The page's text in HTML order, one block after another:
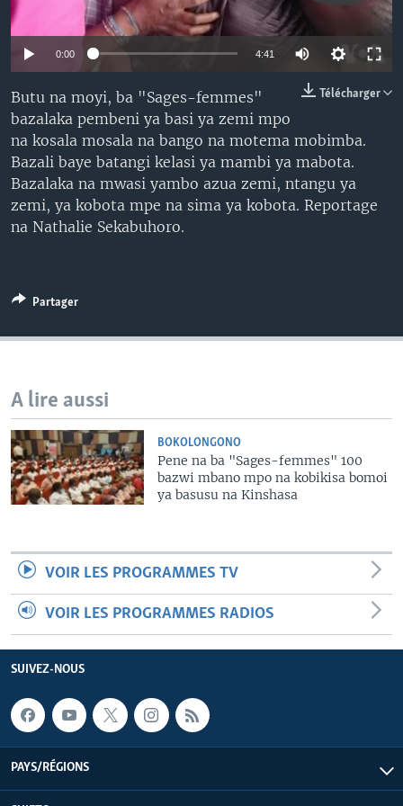
SÉCURITÉ
SCIENCE/TECHNOLOGIE
0:00 4:41
Télécharger
Butu na moyi, ba "Sages-femmes"
bazalaka pembeni ya basi ya zemi mpo
na kosala mosala na bango na motema mobimba.
Bazali baye batangi kelasi ya mambi ya mabota.
Bazalaka na mwasi yambo azua zemi, ntangu ya
zemi, ya kobota mpe na sima ya kobota. Reportage
na Nathalie Sekabuhoro.
Partager
A lire aussi
BOKOLONGONO
Pene na ba "Sages-femmes" 100
bazwi mbano mpo na kobikisa bomoi
ya basusu na Kinshasa
VOIR LES PROGRAMMES TV
VOIR LES PROGRAMMES RADIOS
SUIVEZ-NOUS
PAYS/RÉGIONS